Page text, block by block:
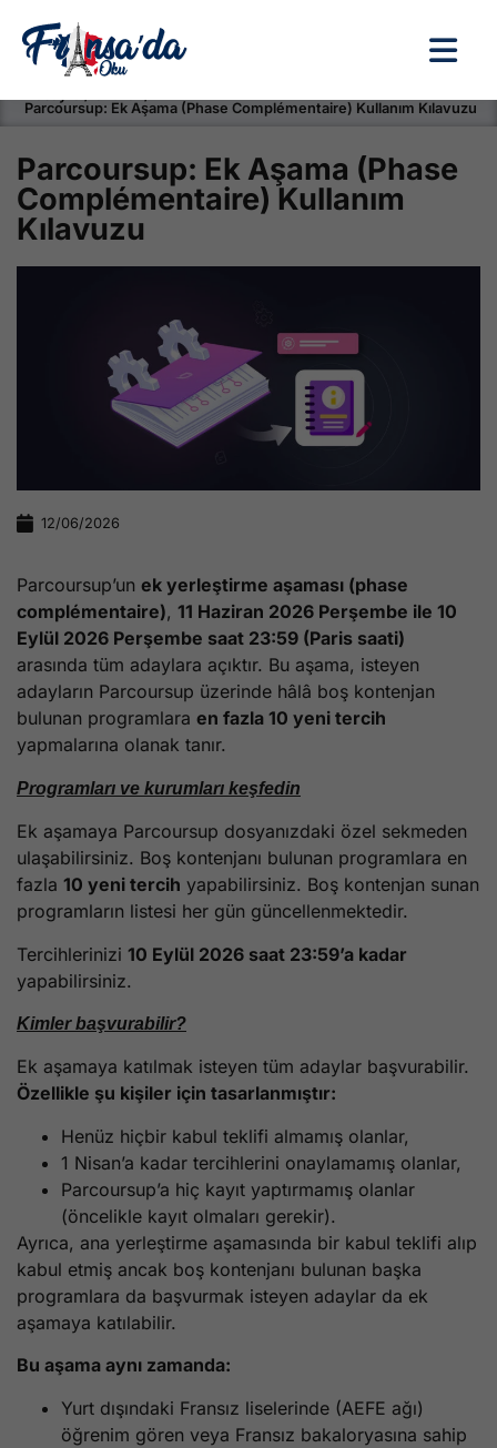
Parcoursup: Ek Aşama (Phase Complémentaire) Kullanım Kılavuzu
Parcoursup: Ek Aşama (Phase
Complémentaire) Kullanım
Kılavuzu
12/06/2026
Parcoursup’un ek yerleştirme aşaması (phase
complémentaire), 11 Haziran 2026 Perşembe ile 10
Eylül 2026 Perşembe saat 23:59 (Paris saati)
arasında tüm adaylara açıktır. Bu aşama, isteyen
adayların Parcoursup üzerinde hâlâ boş kontenjan
bulunan programlara en fazla 10 yeni tercih
yapmalarına olanak tanır.
Programları ve kurumları keşfedin
Ek aşamaya Parcoursup dosyanızdaki özel sekmeden
ulaşabilirsiniz. Boş kontenjanı bulunan programlara en
fazla 10 yeni tercih yapabilirsiniz. Boş kontenjan sunan
programların listesi her gün güncellenmektedir.
Tercihlerinizi 10 Eylül 2026 saat 23:59’a kadar
yapabilirsiniz.
Kimler başvurabilir?
Ek aşamaya katılmak isteyen tüm adaylar başvurabilir.
Özellikle şu kişiler için tasarlanmıştır:
Henüz hiçbir kabul teklifi almamış olanlar,
1 Nisan’a kadar tercihlerini onaylamamış olanlar,
Parcoursup’a hiç kayıt yaptırmamış olanlar
(öncelikle kayıt olmaları gerekir).
Ayrıca, ana yerleştirme aşamasında bir kabul teklifi alıp
kabul etmiş ancak boş kontenjanı bulunan başka
programlara da başvurmak isteyen adaylar da ek
aşamaya katılabilir.
Bu aşama aynı zamanda:
Yurt dışındaki Fransız liselerinde (AEFE ağı)
öğrenim gören veya Fransız bakaloryasına sahip